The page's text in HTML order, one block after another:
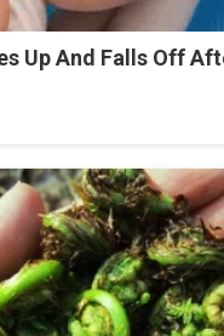
Up And Falls Off